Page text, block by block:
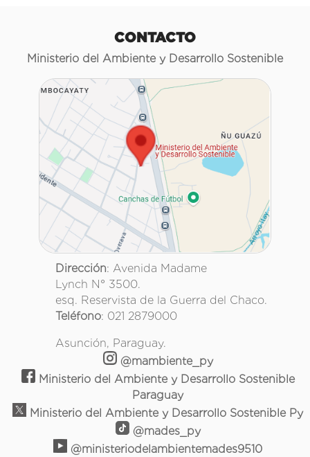
CONTACTO
Ministerio del Ambiente y Desarrollo Sostenible
Dirección: Avenida Madame
Lynch N° 3500.
esq. Reservista de la Guerra del Chaco.
Teléfono: 021 2879000
Asunción, Paraguay.
@mambiente_py
Ministerio del Ambiente y Desarrollo Sostenible
Paraguay
Ministerio del Ambiente y Desarrollo Sostenible Py
@mades_py
@ministeriodelambientemades9510